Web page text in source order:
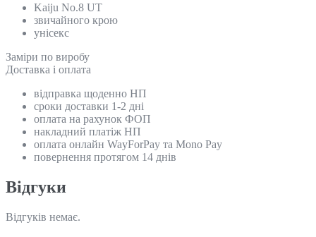
Kaiju No.8 UT
звичайного крою
унісекс
Замiри по виробу
Доставка і оплата
відправка щоденно НП
сроки доставки 1-2 дні
оплата на рахунок ФОП
накладний платіж НП
оплата онлайн WayForPay та Mono Pay
повернення протягом 14 днів
Відгуки
Відгуків немає.